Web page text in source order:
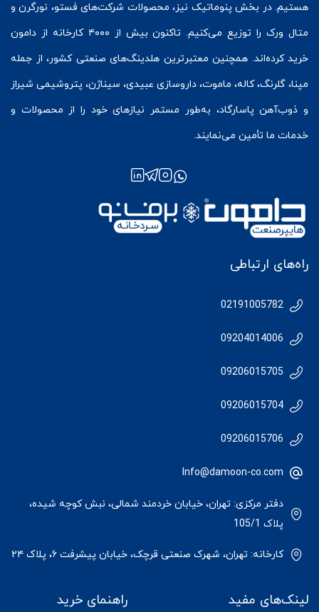
هستیم. در بخش پنوماتیک نیز، محصولات شرکت‌های فستو، نورگرن و
متال ورک
را توزیع می‌کنیم. تاکنون بیش از ۴۰۰۰ کارخانه از دامون
خرید کرده‌اند. همچنین معتبرترین هلدینگ‌های صنعتی کشور، از جمله
مپنا، گلرنگ، کاله، ماموت، داروسازی عبیدی، سیناژن، پتروشیمی شیراز
و ذوب‌آهن پاسارگاد، به‌طور مستمر نیازهای خود را از محصولات و
خدمات ما تأمین می‌نمایند.
راه‌های ارتباطی
02191005782
09204014006
09206015705
09206015704
09206015706
Info@damoon-co.com
دفتر مرکزی: تهران، خیابان خردمند شمالی، نبش کوچه شیده،
پلاک 105/1
کارخانه: تهران، شهرک صنعتی قرچک، خیابان پیشرفت ۶، پلاک ۲۴
لینک‌های مفید راهنمای خرید